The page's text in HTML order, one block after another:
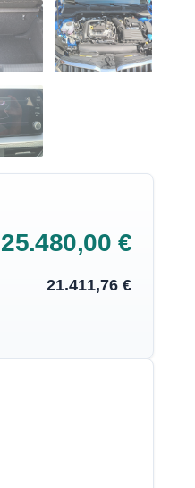
25.480,00 €
21.411,76 €